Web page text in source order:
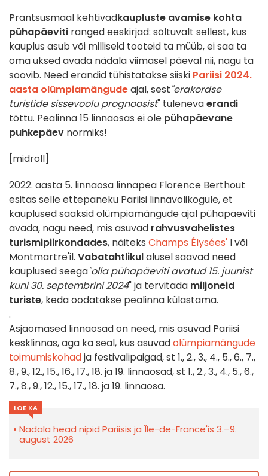
Prantsusmaal kehtivadkaupluste avamise kohta
pühapäeviti rangedeeskirjad: sõltuvalt sellest, kus
kauplus asub või milliseid tooteid ta müüb, ei saa ta
oma uksed avada nädala viimasel päeval nii, nagu ta
soovib. Need erandid tühistatakse siiski Pariisi 2024.
aasta olümpiamängudeajal, sest"erakordse
turistide sissevoolu prognoosist" tulenevaerandi
tõttu. Pealinna 15 linnaosas ei ole pühapäevane
puhkepäev normiks!
[midroll]
2022. aasta 5. linnaosa linnapea Florence Berthout
esitas selle ettepaneku Pariisi linnavolikogule, et
kauplused saaksid olümpiamängude ajal pühapäeviti
avada, nagu need, mis asuvad rahvusvahelistes
turismipiirkondades, näiteks Champs Élysées' l või
Montmartre'il. Vabatahtlikulalusel saavad need
kauplused seega"olla pühapäeviti avatud 15. juunist
kuni 30. septembrini 2024" ja tervitada miljoneid
turiste, keda oodatakse pealinna külastama.
.
Asjaomased linnaosad on need, mis asuvad Pariisi
kesklinnas, aga ka seal, kus asuvadolümpiamängude
toimumiskohadja festivalipaigad, st 1., 2., 3., 4., 5., 6., 7.,
8., 9., 12., 15., 16., 17., 18. ja 19. linnaosad, st 1., 2., 3., 4., 5., 6.,
7., 8., 9., 12., 15., 17., 18. ja 19. linnaosa.
LOE KA
Nädala head nipid Pariisis ja Île-de-France'is 3.–9.
august 2026